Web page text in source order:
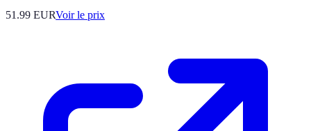
51.99 EURVoir le prix